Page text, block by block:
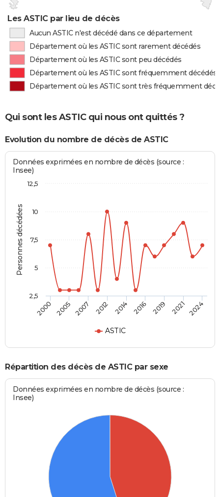
Les ASTIC par lieu de décès
Aucun ASTIC n'est décédé dans ce département
Département où les ASTIC sont rarement décédés
Département où les ASTIC sont peu décédés
Département où les ASTIC sont fréquemment décédés
Département où les ASTIC sont très fréquemment
Qui sont les ASTIC qui nous ont quittés ?
Evolution du nombre de décès de ASTIC
Personnes décédées
Données exprimées en nombre de décès (source :
Insee)
ASTIC
2000 2005 2007 2012 2014 2016 2019 2021 2024
10
2,5
5
7,5
12,5
Répartition des décès de ASTIC par sexe
Données exprimées en nombre de décès (source :
Insee)